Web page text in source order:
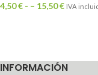
4,50€ - – 15,50€ IVA
INFORMACIÓN